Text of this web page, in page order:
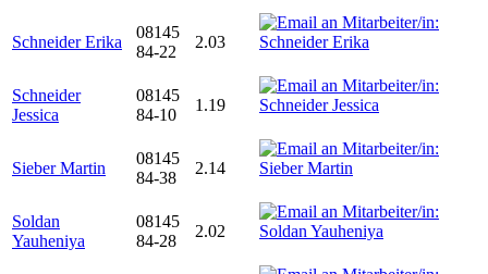
Schneider Erika
08145
84-22
2.03
Schneider
Jessica
08145
84-10
1.19
Sieber Martin
08145
84-38
2.14
Soldan
Yauheniya
08145
84-28
2.02